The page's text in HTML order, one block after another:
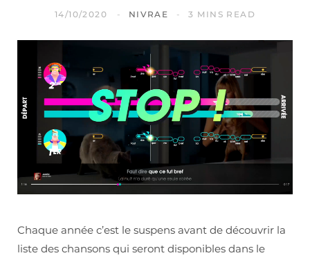
14/10/2020 NIVRAE 3 MINS READ
Chaque année c’est le suspens avant de découvrir la
liste des chansons qui seront disponibles dans le